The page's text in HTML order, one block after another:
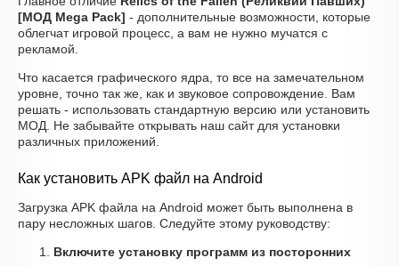
[МОД Mega Pack] - дополнительные возможности, которые
облегчат игровой процесс, а вам не нужно мучатся с
рекламой.
Что касается графического ядра, то все на замечательном
уровне, точно так же, как и звуковое сопровождение. Вам
решать - использовать стандартную версию или установить
МОД. Не забывайте открывать наш сайт для установки
различных приложений.
Как установить APK файл на Android
Загрузка APK файла на Android может быть выполнена в
пару несложных шагов. Следуйте этому руководству:
Включите установку программ из посторонних